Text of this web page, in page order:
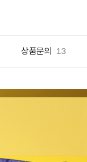
상품문의 13